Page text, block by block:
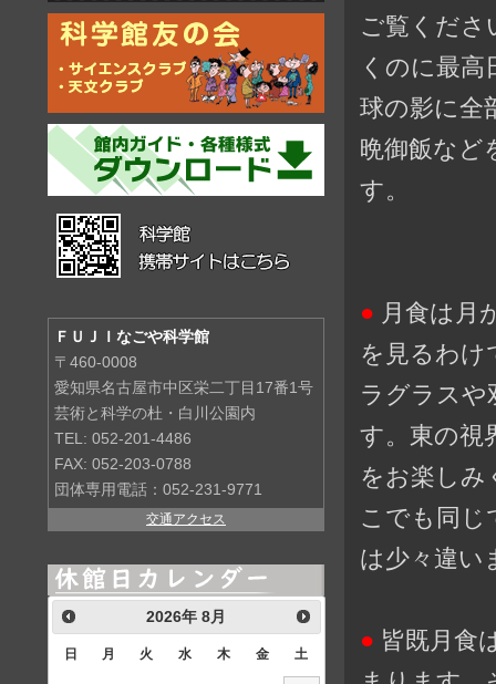
ご覧くださ
くのに最
球の影に全
晩御飯など
す。
● 月食は月
を見るわけ
ラグラスや
す。東の視
をお楽しみ
こでも同じ
は少々違い
● 皆既月食
ＦＵＪＩなごや科学館
〒460-0008
愛知県名古屋市中区栄二丁目17番1号
芸術と科学の杜・白川公園内
TEL: 052-201-4486
FAX: 052-203-0788
団体専用電話：052-231-9771
交通アクセス
2026年8月
日 月 火 水 木 金 土